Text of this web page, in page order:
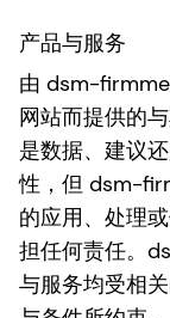
产品与服务
由 dsm-
网站而提供的
是数据、建议
性，但 dsm-
的应用、处理
担任何责任。
与服务均受相